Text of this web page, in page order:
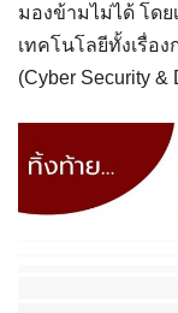
มองข้ามไม่ได้ โด
เทคโนโลยีทั้งเรื่อ
(Cyber Security &